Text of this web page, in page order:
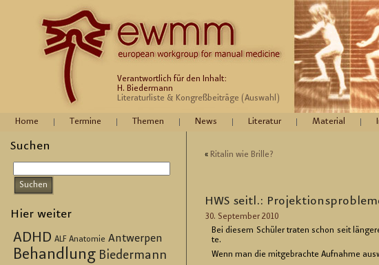
Verantwortlich für den Inhalt:
H. Biedermann
Literaturliste & Kongreßbeiträge (Auswahl)
Home Termine Themen News Literatur Material
Suchen
Hier weiter
ADHD ALF Anatomie Antwerpen
Behandlung Biedermann
« Rita­lin wie Bril­le?
HWS seitl.:
30. Sep­tem­ber 2010
Bei die­sem Schü­ler tra­ten schon seit
te.
Wenn man die mit­ge­brach­te Auf­nah­me